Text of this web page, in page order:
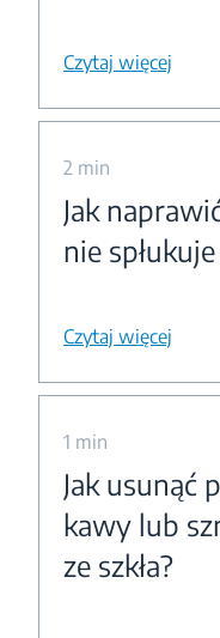
Czytaj więcej
2 min
Jak
nie
Czytaj więcej
1 min
Jak usunąć
kawy lub
ze szkła?